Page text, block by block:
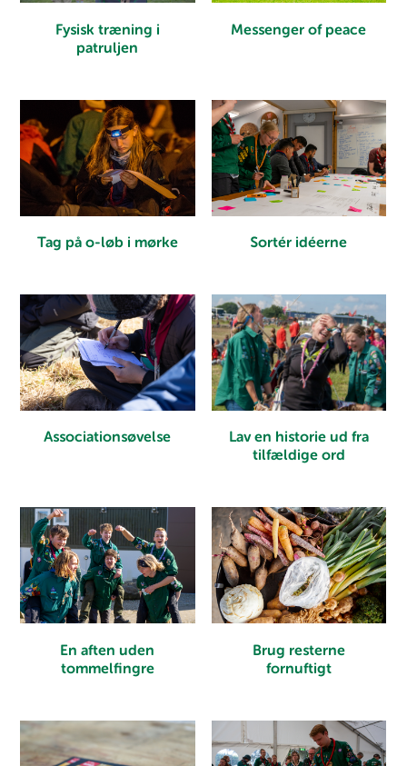
Fysisk træning i
patruljen
Messenger of peace
Tag på o-løb i mørke Sortér idéerne
Associationsøvelse
Lav en historie ud fra
tilfældige ord
En aften uden
tommelfingre
Brug resterne
fornuftigt